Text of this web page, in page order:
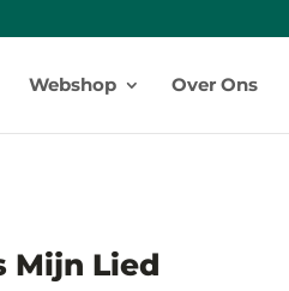
Webshop Over Ons
Producten
Mijn Lied